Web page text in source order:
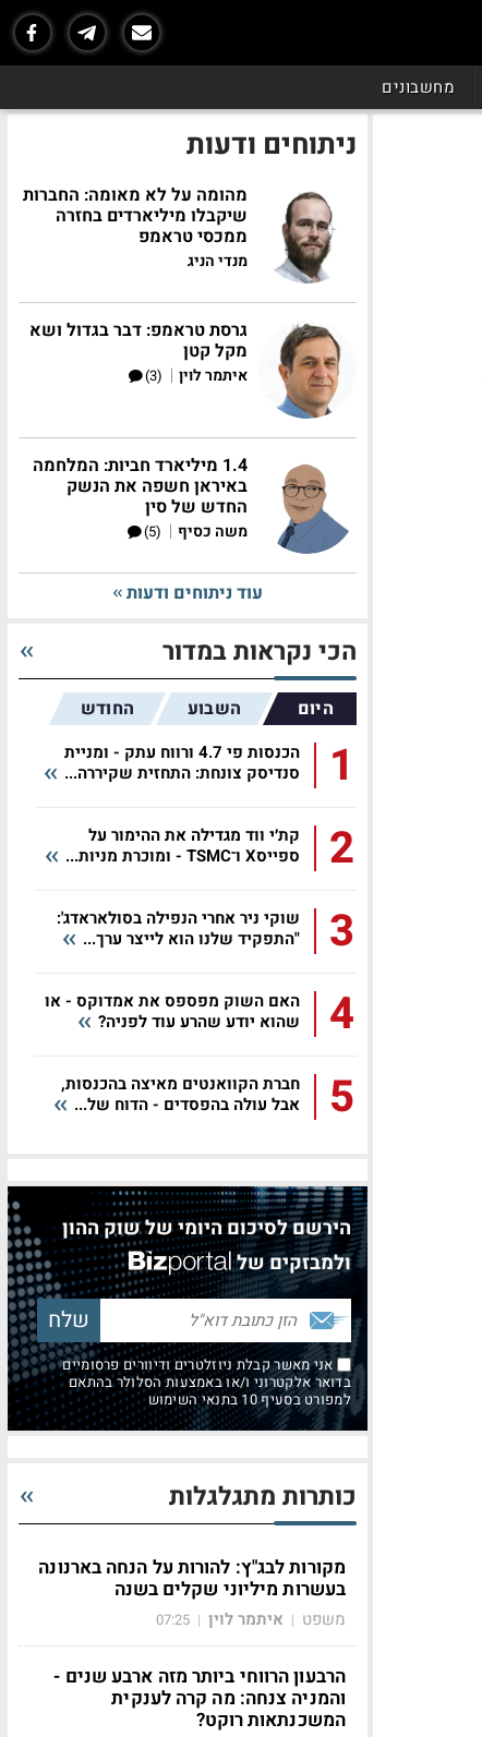
מחשבונים
ניתוחים ודעות
מהומה על לא מאומה: החברות
שיקבלו מיליארדים בחזרה
ממכסי טראמפ
מנדי הניג
גרסת טראמפ: דבר בגדול ושא
מקל קטן
איתמר לוין |
(3)
1.4 מיליארד חביות: המלחמה
באיראן חשפה את הנשק
החדש של סין
משה כסיף |
(5)
עוד ניתוחים ודעות
הכי נקראות במדור
היום השבוע החודש
1
הכנסות פי 4.7 ורווח עתק - ומניית
סנדיסק צונחת: התחזית שקיררה...
2
קת׳י ווד מגדילה את ההימור על
ספייסX ו־TSMC - ומוכרת מניות...
3
שוקי ניר אחרי הנפילה בסולאראדג':
"התפקיד שלנו הוא לייצר ערך...
4
האם השוק מפספס את אמדוקס - או
שהוא יודע שהרע עוד לפניה?
5
חברת הקוואנטים מאיצה בהכנסות,
אבל עולה בהפסדים - הדוח של...
הירשם לסיכום היומי של שוק ההון
ולמבזקים של
אני מאשר קבלת ניוזלטרים ודיוורים פרסומיים
בדואר אלקטרוני ו/או באמצעות הסלולר בהתאם
למפורט בסעיף 10 בתנאי השימוש
כותרות מתגלגלות
מקורות לבג"ץ: להורות על הנחה בארנונה
בעשרות מיליוני שקלים בשנה
משפט | איתמר לוין |
07:25
הרבעון הרווחי ביותר מזה ארבע שנים -
והמניה צנחה: מה קרה לענקית
המשכנתאות רוקט?